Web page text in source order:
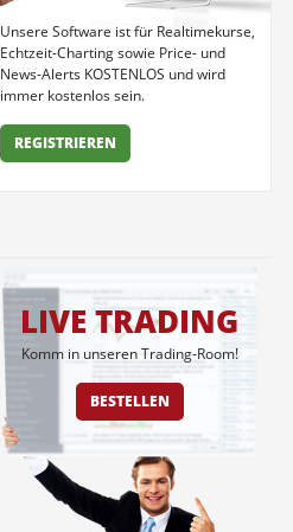
Unsere Software ist für Realtimekurse,
Echtzeit-Charting sowie Price- und
News-Alerts KOSTENLOS und wird
immer kostenlos sein.
REGISTRIEREN
LIVE TRADING
Komm in unseren Trading-Room!
BESTELLEN